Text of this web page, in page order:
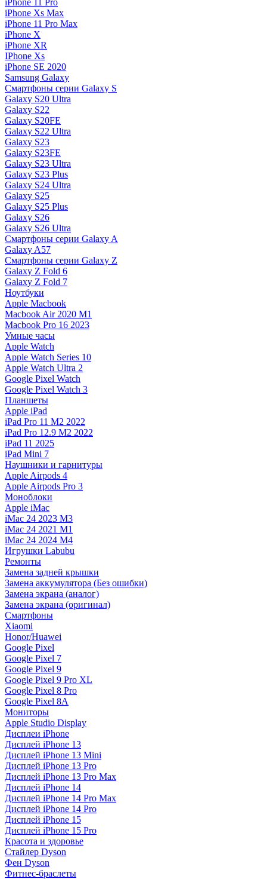
iPhone 11 Pro
iPhone Xs Max
iPhone 11 Pro Max
iPhone X
iPhone XR
IPhone Xs
iPhone SE 2020
Samsung Galaxy
Смартфоны серии Galaxy S
Galaxy S20 Ultra
Galaxy S22
Galaxy S20FE
Galaxy S22 Ultra
Galaxy S23
Galaxy S23FE
Galaxy S23 Ultra
Galaxy S23 Plus
Galaxy S24 Ultra
Galaxy S25
Galaxy S25 Plus
Galaxy S26
Galaxy S26 Ultra
Смартфоны серии Galaxy A
Galaxy A57
Смартфоны серии Galaxy Z
Galaxy Z Fold 6
Galaxy Z Fold 7
Ноутбуки
Apple Macbook
Macbook Air 2020 M1
Macbook Pro 16 2023
Умные часы
Apple Watch
Apple Watch Series 10
Apple Watch Ultra 2
Google Pixel Watch
Google Pixel Watch 3
Планшеты
Apple iPad
iPad Pro 11 M2 2022
iPad Pro 12.9 M2 2022
iPad 11 2025
iPad Mini 7
Наушники и гарнитуры
Apple Airpods 4
Apple Airpods Pro 3
Моноблоки
Apple iMac
iMac 24 2023 M3
iMac 24 2021 M1
iMac 24 2024 M4
Игрушки Labubu
Ремонты
Замена задней крышки
Замена аккумулятора (Без ошибки)
Замена экрана (аналог)
Замена экрана (оригинал)
Смартфоны
Xiaomi
Honor/Huawei
Google Pixel
Google Pixel 7
Google Pixel 9
Google Pixel 9 Pro XL
Google Pixel 8 Pro
Google Pixel 8A
Мониторы
Apple Studio Display
Дисплеи iPhone
Дисплей iPhone 13
Дисплей iPhone 13 Mini
Дисплей iPhone 13 Pro
Дисплей iPhone 13 Pro Max
Дисплей iPhone 14
Дисплей iPhone 14 Pro Max
Дисплей iPhone 14 Pro
Дисплей iPhone 15
Дисплей iPhone 15 Pro
Красота и здоровье
Стайлер Dyson
Фен Dyson
Фитнес-браслеты